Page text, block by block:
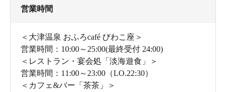
肌触りがよく軽い着心地の館内着。タオルもセットに
なっています。
営業時間
＜大津温泉 おふろcafé びわこ座＞
営業時間：10:00～25:00(最終受付 24:00)
＜レストラン・宴会処「淡海遊食」＞
営業時間：11:00～23:00（LO.22:30）
＜カフェ&バー「茶茶」＞